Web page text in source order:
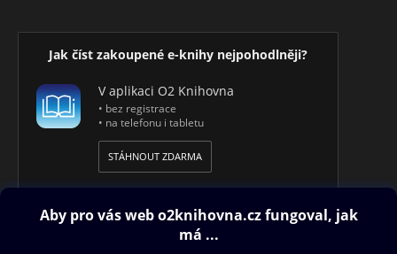
Jak číst zakoupené e-knihy nejpohodlněji?
V aplikaci O2 Knihovna
• bez registrace
• na telefonu i tabletu
STÁHNOUT ZDARMA